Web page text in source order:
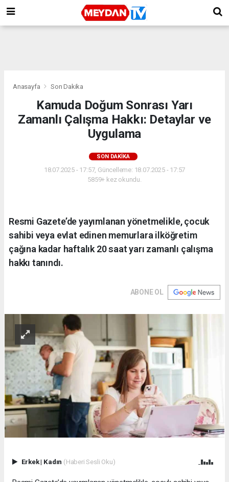
Anasayfa Son Dakika
Kamuda Doğum Sonrası Yarı
Zamanlı Çalışma Hakkı: Detaylar ve
Uygulama
SON DAKIKA
18.07.2025 - 17:57, Güncelleme: 18.07.2025 - 17:57
5859+ kez okundu.
Resmi Gazete’de yayımlanan yönetmelikle, çocuk
sahibi veya evlat edinen memurlara ilköğretim
çağına kadar haftalık 20 saat yarı zamanlı çalışma
hakkı tanındı.
ABONE OL
Erkek| Kadın (Haberi Sesli Oku)